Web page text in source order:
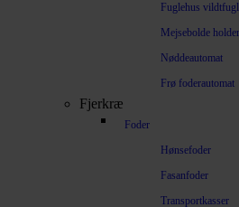
Fuglehus
Mejsebolde holder
Nøddeautomat
Frø foderautomat
Fjerkræ
Foder
Hønsefoder
Fasanfoder
Transportkasser